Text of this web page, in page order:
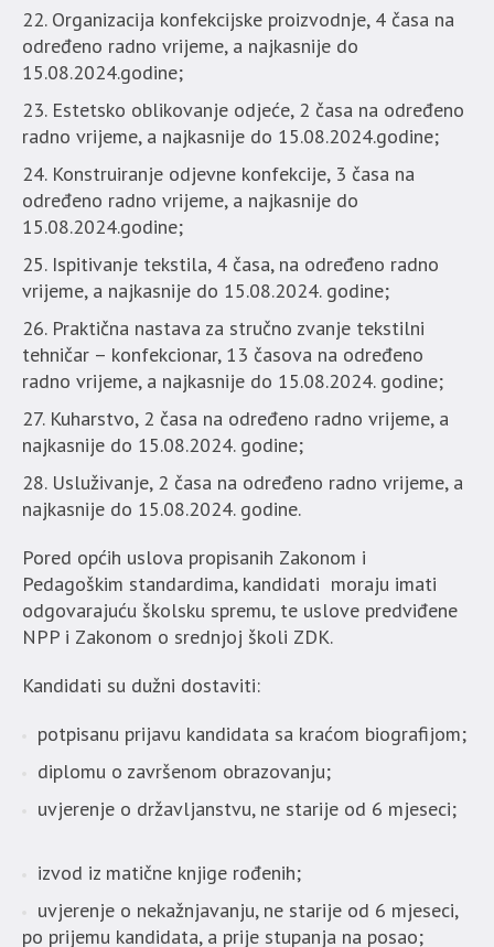
Organizacija konfekcijske proizvodnje, 4 časa na
određeno radno vrijeme, a najkasnije do
15.08.2024.godine;
Estetsko oblikovanje odjeće, 2 časa na određeno
radno vrijeme, a najkasnije do 15.08.2024.godine;
Konstruiranje odjevne konfekcije, 3 časa na
određeno radno vrijeme, a najkasnije do
15.08.2024.godine;
Ispitivanje tekstila, 4 časa, na određeno radno
vrijeme, a najkasnije do 15.08.2024. godine;
Praktična nastava za stručno zvanje tekstilni
tehničar – konfekcionar, 13 časova na određeno
radno vrijeme, a najkasnije do 15.08.2024. godine;
Kuharstvo, 2 časa na određeno radno vrijeme, a
najkasnije do 15.08.2024. godine;
Usluživanje, 2 časa na određeno radno vrijeme, a
najkasnije do 15.08.2024. godine.
Pored općih uslova propisanih Zakonom i
Pedagoškim standardima, kandidati moraju imati
odgovarajuću školsku spremu, te uslove predviđene
NPP i Zakonom o srednjoj školi ZDK.
Kandidati su dužni dostaviti:
potpisanu prijavu kandidata sa kraćom biografijom;
diplomu o završenom obrazovanju;
uvjerenje o državljanstvu, ne starije od 6 mjeseci;
izvod iz matične knjige rođenih;
uvjerenje o nekažnjavanju, ne starije od 6 mjeseci,
po prijemu kandidata, a prije stupanja na posao;